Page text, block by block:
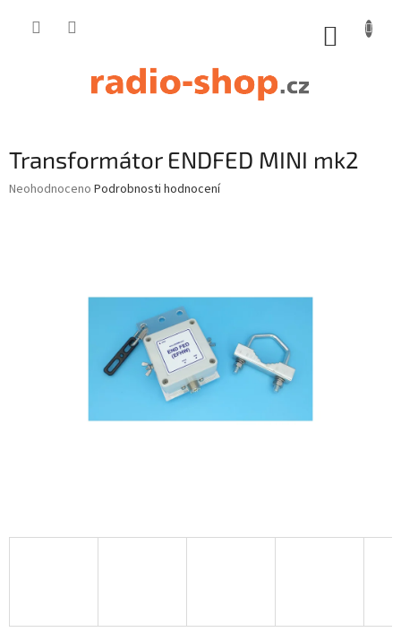
Transformátor ENDFED MINI mk2
Průměrné
Neohodnoceno Podrobnosti hodnocení